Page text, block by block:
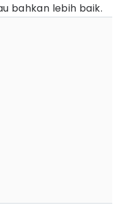
bahkan lebih baik.